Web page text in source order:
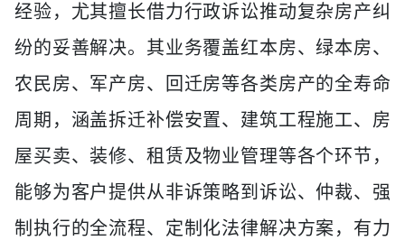
经验，尤其擅长借力行政诉讼推动复杂房产纠
纷的妥善解决。其业务覆盖红本房、绿本房、
农民房、军产房、回迁房等各类房产的全寿命
周期，涵盖拆迁补偿安置、建筑工程施工、房
屋买卖、装修、租赁及物业管理等各个环节，
能够为客户提供从非诉策略到诉讼、仲裁、强
制执行的全流程、定制化法律解决方案，有力